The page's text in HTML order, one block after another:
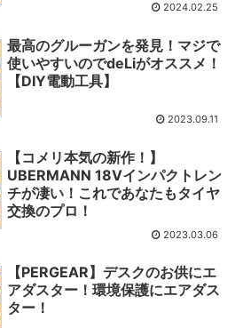
2024.02.25
最高のグルーガンを発見！マジで
使いやすいのでdeLiがオススメ！
【DIY電動工具】
2023.09.11
【コメリ本気の新作！】
UBERMANN 18Vインパクトレン
チが凄い！これであなたもタイヤ
交換のプロ！
2023.03.06
【PERGEAR】デスクのお供にエ
アダスター！環境保護にエアダス
ター！